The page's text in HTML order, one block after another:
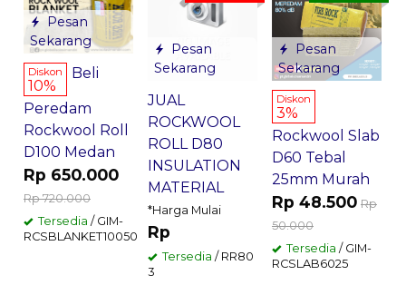
Pesan
Sekarang
Diskon
10%
Beli
Peredam
Rockwool Roll
D100 Medan
Rp 650.000
Rp 720.000
Tersedia / GIM-
RCSBLANKET10050
Pesan
Sekarang
JUAL
ROCKWOOL
ROLL D80
INSULATION
MATERIAL
*Harga Mulai
Rp
Tersedia / RR80
3
Pesan
Sekarang
Diskon
3%
Rockwool Slab
D60 Tebal
25mm Murah
Rp 48.500 Rp
50.000
Tersedia / GIM-
RCSLAB6025